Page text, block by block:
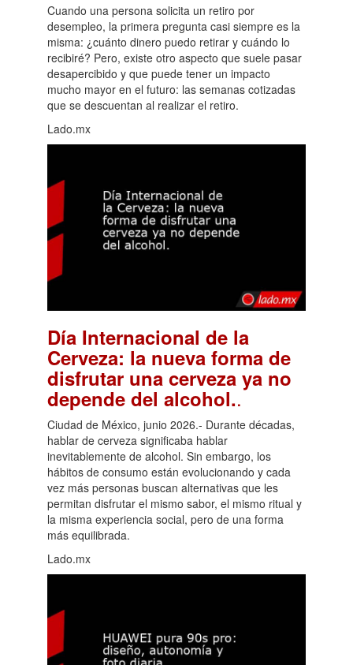
Cuando una persona solicita un retiro por
desempleo, la primera pregunta casi siempre es la
misma: ¿cuánto dinero puedo retirar y cuándo lo
recibiré? Pero, existe otro aspecto que suele pasar
desapercibido y que puede tener un impacto
mucho mayor en el futuro: las semanas cotizadas
que se descuentan al realizar el retiro.
Lado.mx
Día Internacional de la
Cerveza: la nueva forma de
disfrutar una cerveza ya no
depende del alcohol..
Ciudad de México, junio 2026.- Durante décadas,
hablar de cerveza significaba hablar
inevitablemente de alcohol. Sin embargo, los
hábitos de consumo están evolucionando y cada
vez más personas buscan alternativas que les
permitan disfrutar el mismo sabor, el mismo ritual y
la misma experiencia social, pero de una forma
más equilibrada.
Lado.mx